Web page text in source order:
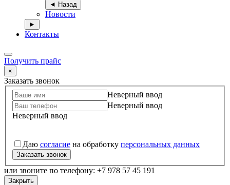
◄ Назад
Новости
►
Контакты
Получить прайс
×
Заказать звонок
Неверный ввод
Неверный ввод
Неверный ввод
Даю согласие на обработку персональных данных
Заказать звонок
или звоните по телефону: +7 978 57 45 191
Закрыть